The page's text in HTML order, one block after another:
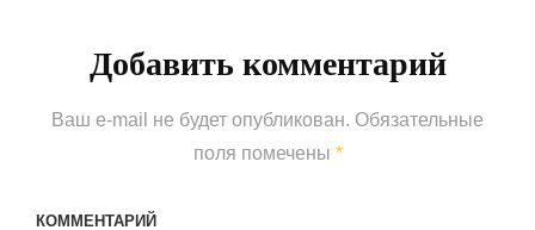
Добавить комментарий
Ваш e-mail не будет опубликован. Обязательные
поля помечены *
КОММЕНТАРИЙ